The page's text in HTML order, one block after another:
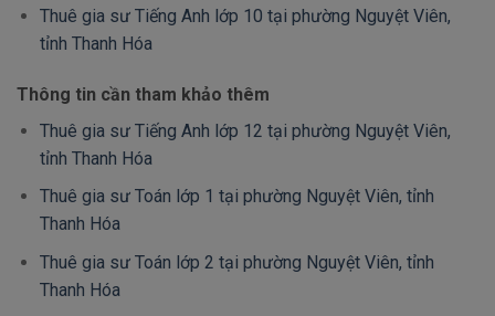
Thuê gia sư Tiếng Anh lớp 10 tại phường Nguyệt Viên,
tỉnh Thanh Hóa
Thông tin cần tham khảo thêm
Thuê gia sư Tiếng Anh lớp 12 tại phường Nguyệt Viên,
tỉnh Thanh Hóa
Thuê gia sư Toán lớp 1 tại phường Nguyệt Viên, tỉnh
Thanh Hóa
Thuê gia sư Toán lớp 2 tại phường Nguyệt Viên, tỉnh
Thanh Hóa